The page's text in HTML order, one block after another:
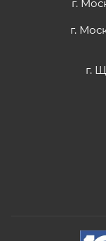
г.
г.
г.